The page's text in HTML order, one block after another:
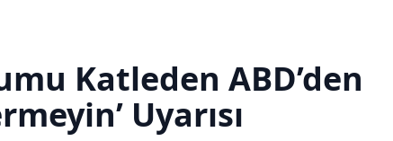
Katleden ABD’den
Uyarısı